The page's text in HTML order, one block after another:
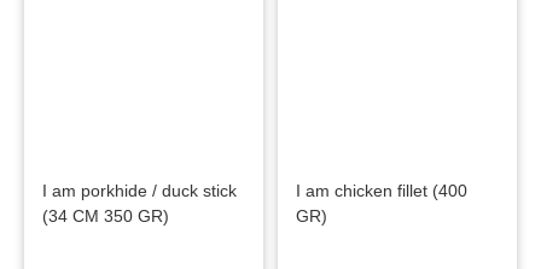
I am porkhide / duck stick
(34 CM 350 GR)
I am chicken fillet (400
GR)